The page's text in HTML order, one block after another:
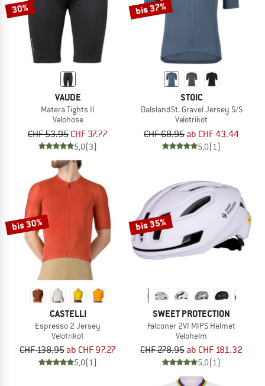
30%
VAUDE
Matera Tights II
Velohose
CHF 53.95 CHF 37.77
5,0(3)
bis 37%
STOIC
DalslandSt. Gravel Jersey S/S
Velotrikot
CHF 68.95 ab CHF 43.44
5,0(1)
bis 30%
CASTELLI
Espresso 2 Jersey
Velotrikot
CHF 138.95 ab CHF 97.27
5,0(1)
bis 35%
SWEET PROTECTION
Falconer 2VI MIPS Helmet
Velohelm
CHF 278.95 ab CHF 181.32
5,0(1)